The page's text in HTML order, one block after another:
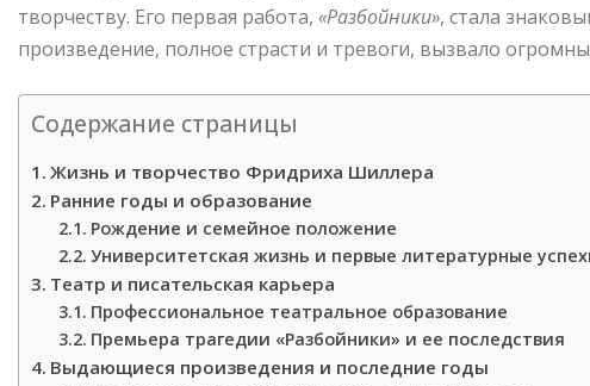
творчеству. Его первая работа, «Разбойники», стала
произведение, полное страсти и тревоги, вызвало
Содержание страницы
Жизнь и творчество Фридриха Шиллера
Ранние годы и образование
Рождение и семейное положение
Университетская жизнь и первые литературные
Театр и писательская карьера
Профессиональное театральное образование
Премьера трагедии «Разбойники» и ее последствия
Выдающиеся произведения и последние годы